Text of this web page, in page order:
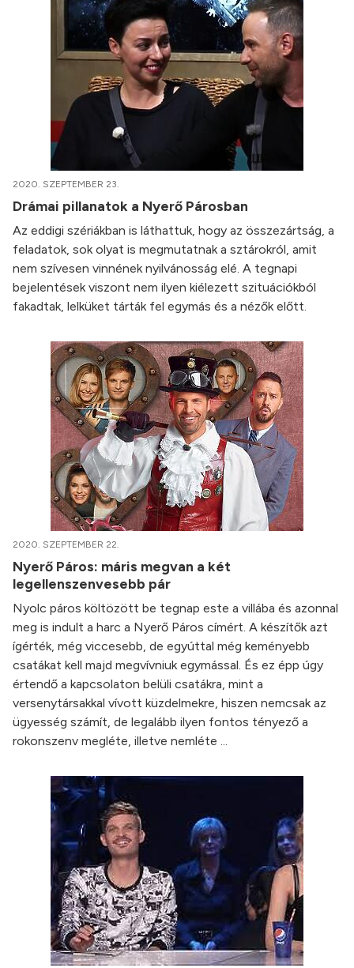
2020. SZEPTEMBER 23.
Drámai pillanatok a Nyerő Párosban
Az eddigi szériákban is láthattuk, hogy az összezártság, a
feladatok, sok olyat is megmutatnak a sztárokról, amit
nem szívesen vinnének nyilvánosság elé. A tegnapi
bejelentések viszont nem ilyen kiélezett szituációkból
fakadtak, lelküket tárták fel egymás és a nézők előtt.
2020. SZEPTEMBER 22.
Nyerő Páros: máris megvan a két
legellenszenvesebb pár
Nyolc páros költözött be tegnap este a villába és azonnal
meg is indult a harc a Nyerő Páros címért. A készítők azt
ígérték, még viccesebb, de egyúttal még keményebb
csatákat kell majd megvívniuk egymással. És ez épp úgy
értendő a kapcsolaton belüli csatákra, mint a
versenytársakkal vívott küzdelmekre, hiszen nemcsak az
ügyesség számít, de legalább ilyen fontos tényező a
rokonszenv megléte, illetve nemléte ...